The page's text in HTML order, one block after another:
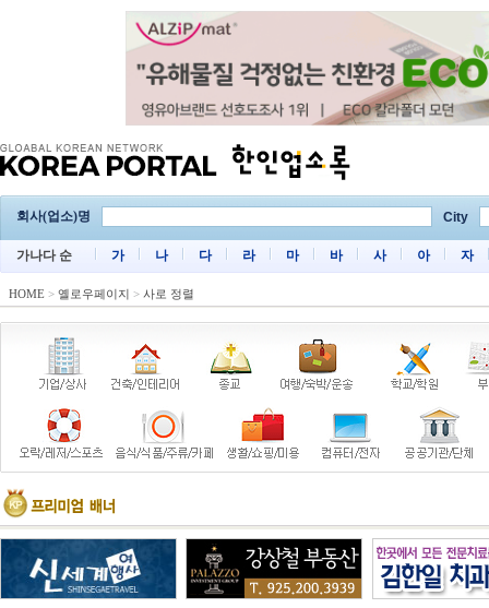
회사(업소)명 City
가나다 순 가 나 다 라 마 바 사 아 자
HOME > 옐로우페이지 > 사로 정렬